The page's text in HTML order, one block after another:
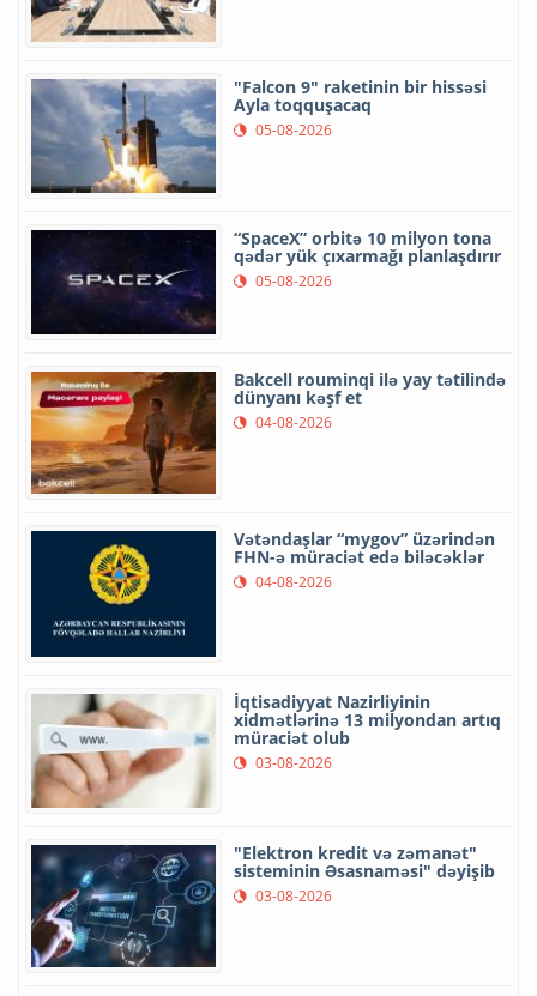
"Falcon 9" raketinin bir hissəsi
Ayla toqquşacaq
05-08-2026
“SpaceX” orbitə 10 milyon tona
qədər yük çıxarmağı planlaşdırır
05-08-2026
Bakcell rouminqi ilə yay tətilində
dünyanı kəşf et
04-08-2026
Vətəndaşlar “mygov” üzərindən
FHN-ə müraciət edə biləcəklər
04-08-2026
İqtisadiyyat Nazirliyinin
xidmətlərinə 13 milyondan artıq
müraciət olub
03-08-2026
"Elektron kredit və zəmanət"
sisteminin Əsasnaməsi" dəyişib
03-08-2026